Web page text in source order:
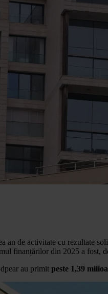
an de activitate cu rezultate
finanțărilor din 2025 a fost,
au primit peste 1,39